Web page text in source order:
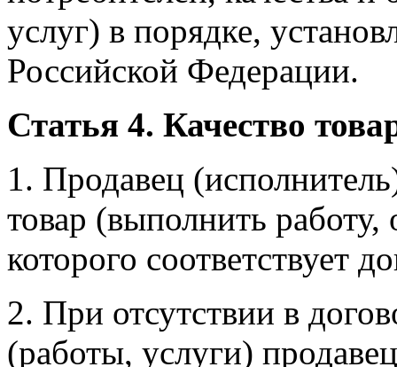
услуг) в порядке,
Российской Федерации.
Статья 4. Качество
1. Продавец
товар (выполнить работу,
которого соответствует
2. При отсутствии в
(работы, услуги)